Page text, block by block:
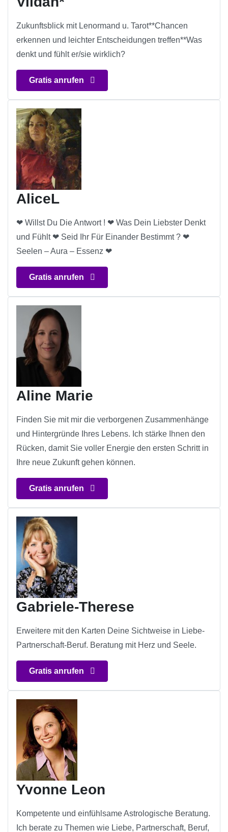
Zukunftsblick mit Lenormand u. Tarot**Chancen
erkennen und leichter Entscheidungen treffen**Was
denkt und fühlt er/sie wirklich?
Gratis anrufen
AliceL
❤ Willst Du Die Antwort ! ❤ Was Dein Liebster Denkt
und Fühlt ❤ Seid Ihr Für Einander Bestimmt ? ❤
Seelen – Aura – Essenz ❤
Gratis anrufen
Aline Marie
Finden Sie mit mir die verborgenen Zusammenhänge
und Hintergründe Ihres Lebens. Ich stärke Ihnen den
Rücken, damit Sie voller Energie den ersten Schritt in
Ihre neue Zukunft gehen können.
Gratis anrufen
Gabriele-Therese
Erweitere mit den Karten Deine Sichtweise in Liebe-
Partnerschaft-Beruf. Beratung mit Herz und Seele.
Gratis anrufen
Yvonne Leon
Kompetente und einfühlsame Astrologische Beratung.
Ich berate zu Themen wie Liebe, Partnerschaft, Beruf,